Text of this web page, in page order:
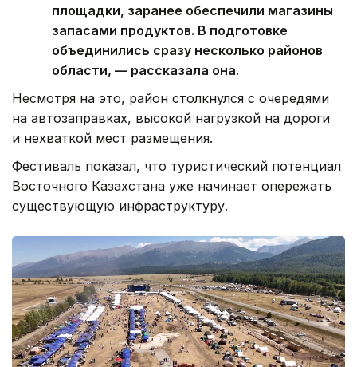
площадки, заранее обеспечили магазины
запасами продуктов. В подготовке
объединились сразу несколько районов
области, — рассказала она.
Несмотря на это, район столкнулся с очередями
на автозаправках, высокой нагрузкой на дороги
и нехваткой мест размещения.
Фестиваль показал, что туристический потенциал
Восточного Казахстана уже начинает опережать
существующую инфраструктуру.